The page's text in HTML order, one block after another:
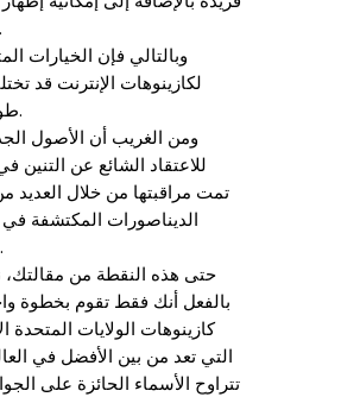
الخاصة.
وبالتالي فإن الخيارات
لكازينوهات الإنترنت قد
طول البلد.
ومن الغريب أن الأصول
للاعتقاد الشائع عن التنين
تمت مراقبتها من خلال العديد
الديناصورات المكتشفة في
القديمة.
حتى هذه النقطة من مقالتك،
بالفعل أنك فقط تقوم بخطوة
كازينوهات الولايات المتحدة
التي تعد من بين الأفضل في
تتراوح الأسماء الحائزة على